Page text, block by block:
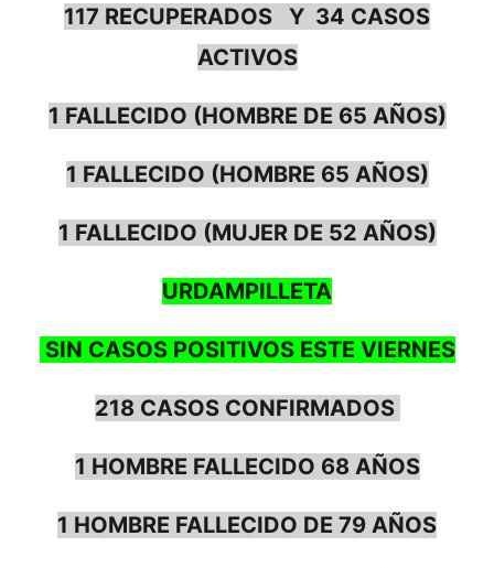
117 RECUPERADOS Y 34 CASOS
ACTIVOS
1 FALLECIDO (HOMBRE DE 65 AÑOS)
1 FALLECIDO (HOMBRE 65 AÑOS)
1 FALLECIDO (MUJER DE 52 AÑOS)
URDAMPILLETA
SIN CASOS POSITIVOS ESTE VIERNES
218 CASOS CONFIRMADOS
1 HOMBRE FALLECIDO 68 AÑOS
1 HOMBRE FALLECIDO DE 79 AÑOS